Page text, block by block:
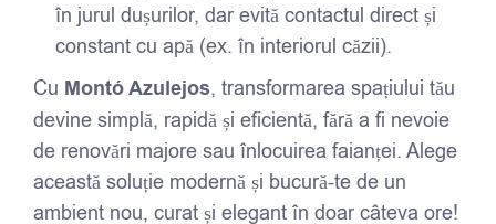
în jurul dușurilor, dar evită contactul direct și
constant cu apă (ex. în interiorul căzii).
Cu Montó Azulejos, transformarea spațiului tău
devine simplă, rapidă și eficientă, fără a fi nevoie
de renovări majore sau înlocuirea faianței. Alege
această soluție modernă și bucură-te de un
ambient nou, curat și elegant în doar câteva ore!